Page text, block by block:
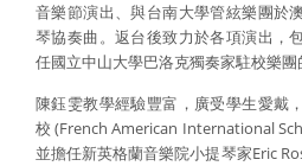
音樂節演出、與台南大學管絃樂團於
琴協奏曲。返台後致力於各項演出，
任國立中山大學巴洛克獨奏家駐校樂團
陳鈺雯教學經驗豐富，廣受學生愛戴
校 (French American International
並擔任新英格蘭音樂院小提琴家Eric